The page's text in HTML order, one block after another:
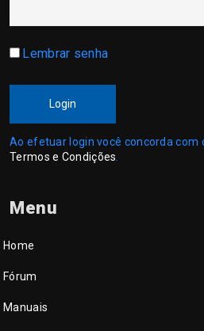
Lembrar senha
Login
Ao efetuar login você concorda com
Termos e Condições
Menu
Home
Fórum
Manuais